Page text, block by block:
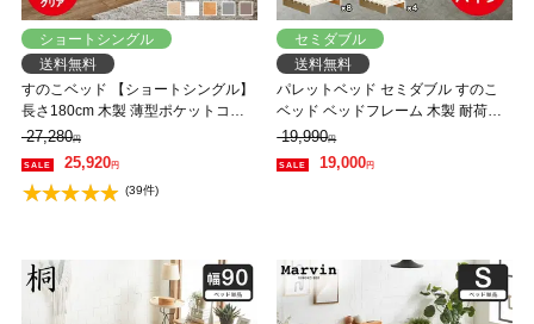
ショートシングル
送料無料
すのこベッド 【ショートシングル】
長さ180cm 木製 薄型ポケットコイ
ルマットレスセット 耐荷重350kg 組
立簡単 高さ4段階 低ホルムアルデヒ
ド バノン【AR】
27,280円
25,920円
(39件)
セミダブル
送料無料
パレットベッド セミダブル すのこ
ベッド ベッドフレーム 木製 耐荷重
700kgクリア 完成品 連結金具付属
スタッキング パイン天然木 ヘッド
レス ローベッド DIY風
19,990円
19,000円